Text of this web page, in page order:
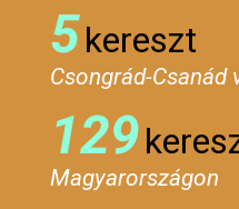
5kereszt
Csongrád-Csanád
129
Magyarországon